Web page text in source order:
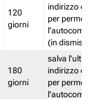
120
giorni
indirizzo di
per
(in
180
giorni
salva l'ultimo
indirizzo di
per